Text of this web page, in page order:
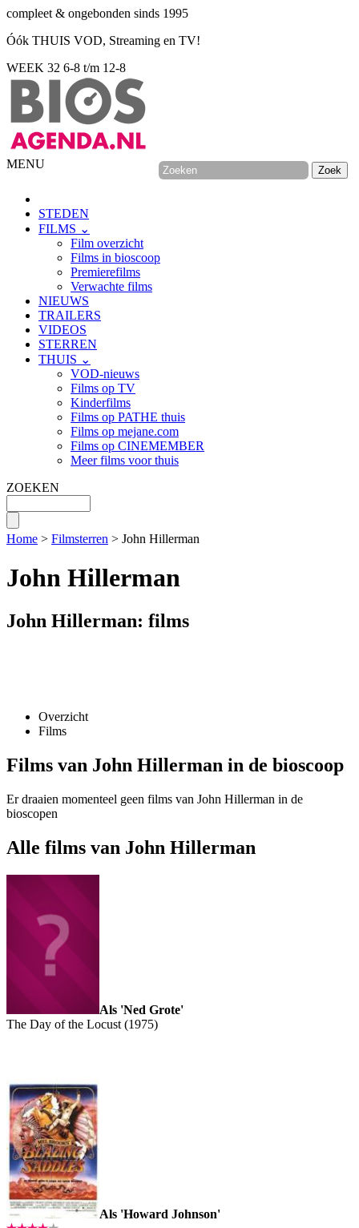
compleet & ongebonden sinds 1995
Óók THUIS VOD, Streaming en TV!
WEEK 32 6-8 t/m 12-8
MENU
STEDEN
FILMS ⌄
Film overzicht
Films in bioscoop
Premierefilms
Verwachte films
NIEUWS
TRAILERS
VIDEOS
STERREN
THUIS ⌄
VOD-nieuws
Films op TV
Kinderfilms
Films op PATHE thuis
Films op mejane.com
Films op CINEMEMBER
Meer films voor thuis
ZOEKEN
Home > Filmsterren > John Hillerman
John Hillerman
John Hillerman: films
Overzicht
Films
Films van John Hillerman in de bioscoop
Er draaien momenteel geen films van John Hillerman in de
bioscopen
Alle films van John Hillerman
Als 'Ned Grote'
The Day of the Locust (1975)
Als 'Howard Johnson'